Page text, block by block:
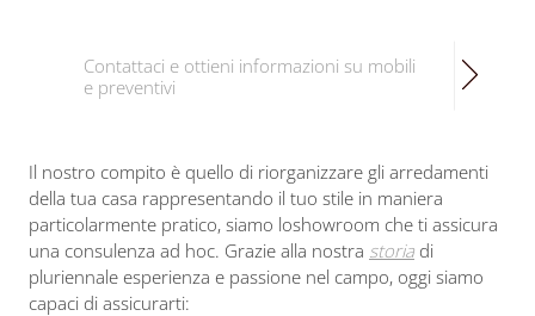
Contattaci e ottieni informazioni su mobili
e preventivi
Il nostro compito è quello di riorganizzare gli arredamenti
della tua casa rappresentando il tuo stile in maniera
particolarmente pratico, siamo loshowroom che ti assicura
una consulenza ad hoc. Grazie alla nostra storia di
pluriennale esperienza e passione nel campo, oggi siamo
capaci di assicurarti: